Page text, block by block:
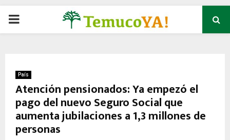
P
M
A
País
Atención pensionados: Ya empezó el
pago del nuevo Seguro Social que
aumenta jubilaciones a 1,3 millones de
personas